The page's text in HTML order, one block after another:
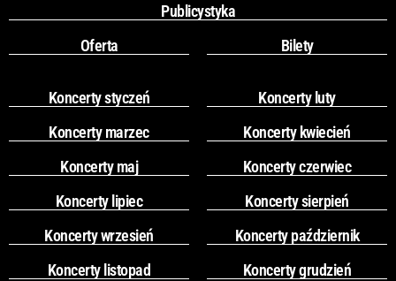
Publicystyka
Oferta
Bilety
Koncerty styczeń
Koncerty luty
Koncerty marzec
Koncerty kwiecień
Koncerty maj
Koncerty czerwiec
Koncerty lipiec
Koncerty sierpień
Koncerty wrzesień
Koncerty październik
Koncerty listopad
Koncerty grudzień